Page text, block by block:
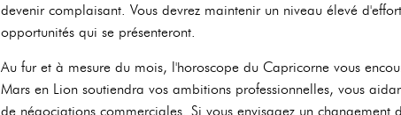
devenir complaisant. Vous devrez maintenir un niveau élevé
opportunités qui se présenteront.
Au fur et à mesure du mois, l'horoscope du Capricorne vous
Mars en Lion soutiendra vos ambitions professionnelles, vous
de négociations commerciales. Si vous envisagez un